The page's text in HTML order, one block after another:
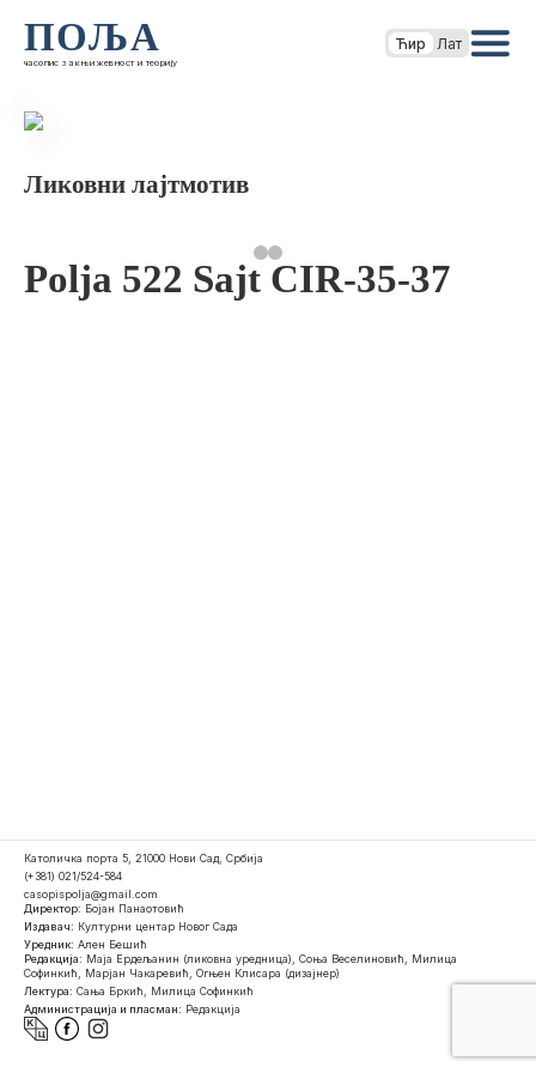
ПОЉА
часопис за књижевност и теорију
Ћир Лат
Ликовни лајтмотив
Polja 522 Sajt CIR-35-37
Католичка порта 5, 21000 Нови Сад, Србија
(+381) 021/524-584
casopispolja@gmail.com
Директор: Бојан Панаотовић
Издавач: Културни центар Новог Сада
Уредник: Ален Бешић
Редакција: Маја Ердељанин (ликовна уредница), Соња Веселиновић, Милица
Софинкић, Марјан Чакаревић, Огњен Клисара (дизајнер)
Лектура: Сања Бркић, Милица Софинкић
Администрација и пласман: Редакција